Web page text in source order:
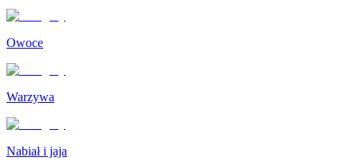
Owoce
Warzywa
Nabiał i jaja